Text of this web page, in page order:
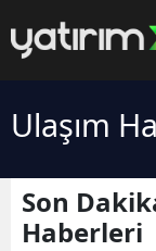
Ulaşım
Son
Haberleri